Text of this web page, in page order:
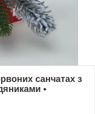
санчатах з
•